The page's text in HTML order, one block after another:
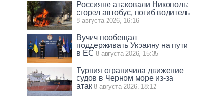
Россияне атаковали Никополь:
сгорел автобус, погиб водитель
8 августа 2026, 16:16
Вучич пообещал
поддерживать Украину на пути
в ЕС 8 августа 2026, 15:35
Турция ограничила движение
судов в Черном море из-за
атак 8 августа 2026, 18:12